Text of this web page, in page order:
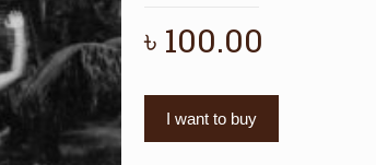
৳ 100.00
I want to buy